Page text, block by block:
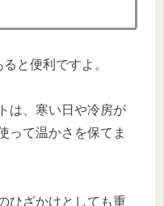
と便利ですよ。
は、寒い日や冷房が
って温かさを保てま
ひざかけとしても重